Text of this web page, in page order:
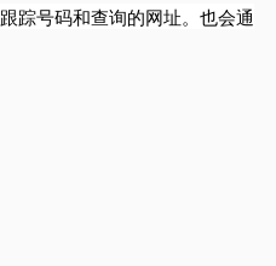
踪号码和查询的网址。也会通